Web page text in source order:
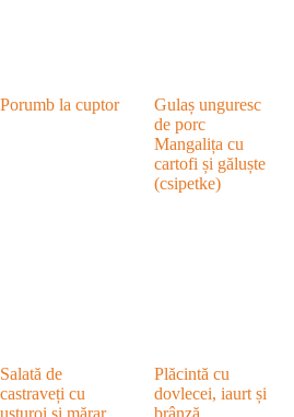
Porumb la cuptor
Gulaș unguresc
de porc
Mangalița cu
cartofi și găluște
(csipetke)
Salată de
castraveți cu
usturoi și mărar
Plăcintă cu
dovlecei, iaurt și
brânză